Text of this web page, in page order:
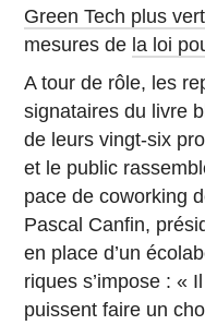
Green Tech plus
mesures de la loi
A tour de rôle, les
si­gna­taires du livre
de leurs vingt-six
et le public
pace de co­wor­king
Pascal Canfin,
en place d’un
riques s’im­pose : «
puissent faire un